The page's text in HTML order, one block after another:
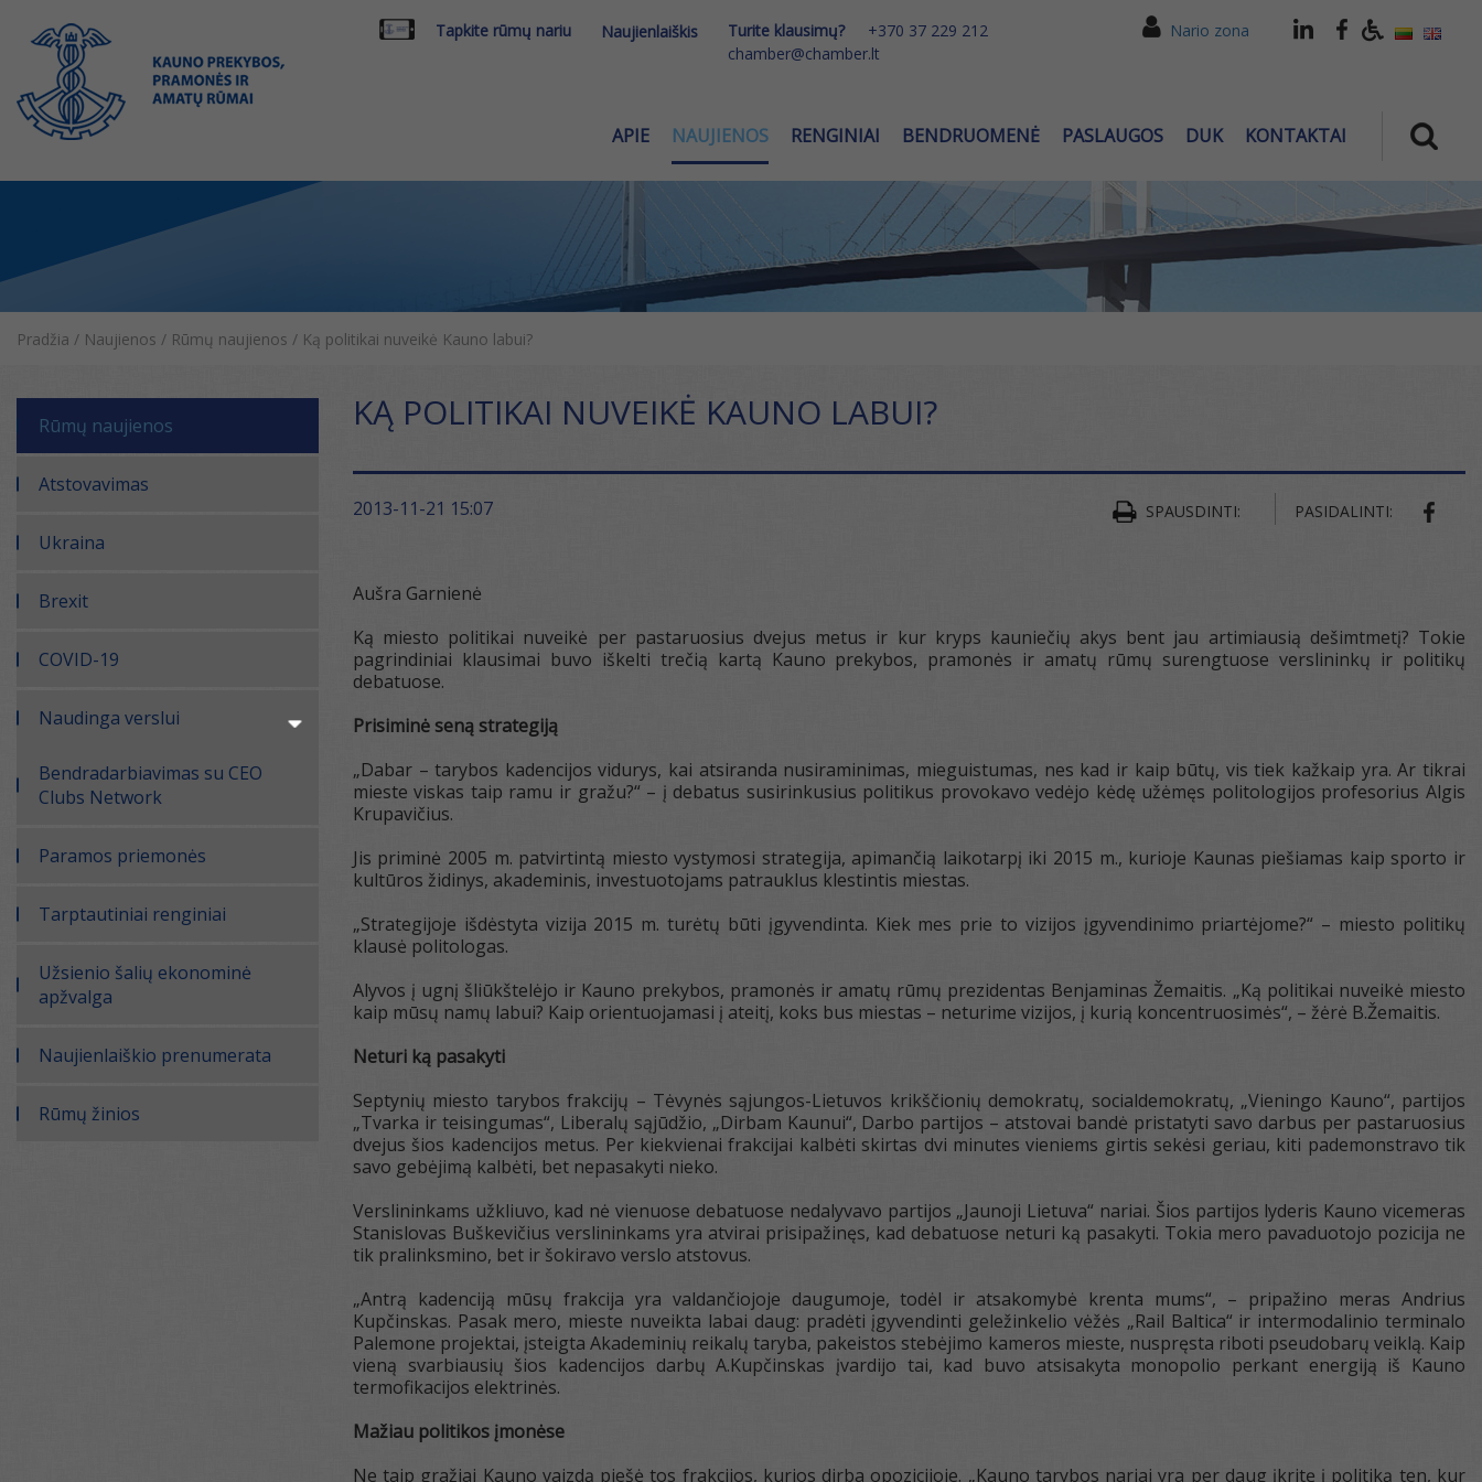
Tapkite rūmų nariu Naujienlaiškis Turite klausimų?
+370 37 229 212
chamber@chamber.lt
Nario zona
APIE NAUJIENOS RENGINIAI BENDRUOMENĖ PASLAUGOS DUK KONTAKTAI
Pradžia / Naujienos / Rūmų naujienos / Ką politikai nuveikė Kauno labui?
Rūmų naujienos
Atstovavimas
Ukraina
Brexit
COVID-19
Naudinga verslui
Bendradarbiavimas su CEO
Clubs Network
Paramos priemonės
Tarptautiniai renginiai
Užsienio šalių ekonominė
apžvalga
Naujienlaiškio prenumerata
Rūmų žinios
KĄ POLITIKAI NUVEIKĖ KAUNO LABUI?
2013-11-21 15:07 SPAUSDINTI: PASIDALINTI:
Aušra Garnienė
Ką miesto politikai nuveikė per pastaruosius dvejus metus ir kur kryps kauniečių akys bent jau artimiausią dešimtmetį? Tokie
pagrindiniai klausimai buvo iškelti trečią kartą Kauno prekybos, pramonės ir amatų rūmų surengtuose verslininkų ir politikų
debatuose.
Prisiminė seną strategiją
„Dabar – tarybos kadencijos vidurys, kai atsiranda nusiraminimas, mieguistumas, nes kad ir kaip būtų, vis tiek kažkaip yra. Ar tikrai
mieste viskas taip ramu ir gražu?“ – į debatus susirinkusius politikus provokavo vedėjo kėdę užėmęs politologijos profesorius Algis
Krupavičius.
Jis priminė 2005 m. patvirtintą miesto vystymosi strategija, apimančią laikotarpį iki 2015 m., kurioje Kaunas piešiamas kaip sporto ir
kultūros židinys, akademinis, investuotojams patrauklus klestintis miestas.
„Strategijoje išdėstyta vizija 2015 m. turėtų būti įgyvendinta. Kiek mes prie to vizijos įgyvendinimo priartėjome?“ – miesto politikų
klausė politologas.
Alyvos į ugnį šliūkštelėjo ir Kauno prekybos, pramonės ir amatų rūmų prezidentas Benjaminas Žemaitis. „Ką politikai nuveikė miesto
kaip mūsų namų labui? Kaip orientuojamasi į ateitį, koks bus miestas – neturime vizijos, į kurią koncentruosimės“, – žėrė B.Žemaitis.
Neturi ką pasakyti
Septynių miesto tarybos frakcijų – Tėvynės sąjungos-Lietuvos krikščionių demokratų, socialdemokratų, „Vieningo Kauno“, partijos
„Tvarka ir teisingumas“, Liberalų sąjūdžio, „Dirbam Kaunui“, Darbo partijos – atstovai bandė pristatyti savo darbus per pastaruosius
dvejus šios kadencijos metus. Per kiekvienai frakcijai kalbėti skirtas dvi minutes vieniems girtis sekėsi geriau, kiti pademonstravo tik
savo gebėjimą kalbėti, bet nepasakyti nieko.
Verslininkams užkliuvo, kad nė vienuose debatuose nedalyvavo partijos „Jaunoji Lietuva“ nariai. Šios partijos lyderis Kauno vicemeras
Stanislovas Buškevičius verslininkams yra atvirai prisipažinęs, kad debatuose neturi ką pasakyti. Tokia mero pavaduotojo pozicija ne
tik pralinksmino, bet ir šokiravo verslo atstovus.
„Antrą kadenciją mūsų frakcija yra valdančiojoje daugumoje, todėl ir atsakomybė krenta mums“, – pripažino meras Andrius
Kupčinskas. Pasak mero, mieste nuveikta labai daug: pradėti įgyvendinti geležinkelio vėžės „Rail Baltica“ ir intermodalinio terminalo
Palemone projektai, įsteigta Akademinių reikalų taryba, pakeistos stebėjimo kameros mieste, nuspręsta riboti pseudobarų veiklą. Kaip
vieną svarbiausių šios kadencijos darbų A.Kupčinskas įvardijo tai, kad buvo atsisakyta monopolio perkant energiją iš Kauno
termofikacijos elektrinės.
Mažiau politikos įmonėse
Ne taip gražiai Kauno vaizdą piešė tos frakcijos, kurios dirba opozicijoje. „Kauno tarybos nariai yra per daug įkritę į politiką ten, kur